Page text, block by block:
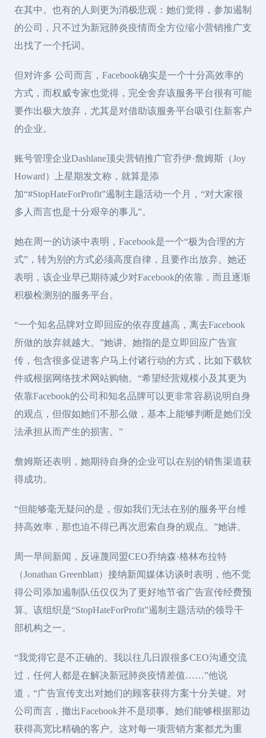
在其中。也有的人则更为消极悲观：她们觉得，参加遏制
的公司，只不过为新冠肺炎疫情而全方位缩小营销推广支
出找了一个托词。
但对许多 公司而言，Facebook确实是一个十分高效率的
方式，而权威专家也觉得，完全舍弃该服务平台很有可能
要作出极大放弃，尤其是对借助该服务平台吸引住新客户
的企业。
账号管理企业Dashlane顶尖营销推广官乔伊·詹姆斯（Joy
Howard）上星期发文称，就算是添
加“#StopHateForProfit”遏制主题活动一个月，“对大家很
多人而言也是十分艰辛的事儿”。
她在周一的访谈中表明，Facebook是一个“极为合理的方
式”，转为别的方式必须高度自律，且要作出放弃。她还
表明，该企业早已期待减少对Facebook的依靠，而且逐渐
积极检测别的服务平台。
“一个知名品牌对立即回应的依存度越高，离去Facebook
所做的放弃就越大。”她讲。她指的是立即回应广告宣
传，包含很多促进客户马上付诸行动的方式，比如下载软
件或根据网络技术网站购物。“希望经营规模小及其更为
依靠Facebook的公司和知名品牌可以更非常容易说明自身
的观点，但假如她们不那么做，基本上能够判断是她们没
法承担从而产生的损害。”
詹姆斯还表明，她期待自身的企业可以在别的销售渠道获
得成功。
“但能够毫无疑问的是，假如我们无法在别的服务平台维
持高效率，那也迫不得已再次思索自身的观点。”她讲。
周一早间新闻，反诬蔑同盟CEO乔纳森·格林布拉特
（Jonathan Greenblatt）接纳新闻媒体访谈时表明，他不觉
得公司添加遏制队伍仅仅为了更好地节省广告宣传经费预
算。该组织是“StopHateForProfit”遏制主题活动的领导干
部机构之一。
“我觉得它是不正确的。我以往几日跟很多CEO沟通交流
过，任何人都是在解决新冠肺炎疫情差值……”他说
道，“广告宣传支出对她们的顾客获得方案十分关键。对
公司而言，撤出Facebook并不是琐事。她们能够根据那边
获得高宽比精确的客户。这对每一项营销方案都尤为重